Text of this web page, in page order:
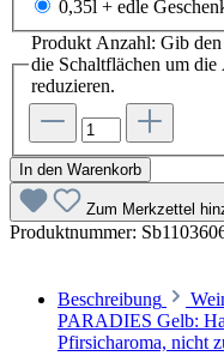
0,35l + edle
Produkt Anzahl: Gib
die Schaltflächen um
reduzieren.
In den Warenkorb
Zum Merkzettel
Produktnummer:
Beschreibung
PARADIES Gelb:
Pfirsicharoma, nicht